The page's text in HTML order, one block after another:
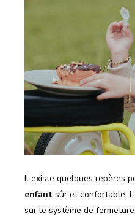
Il existe quelques repères
enfant sûr et confortable.
sur le système de